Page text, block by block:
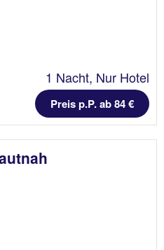
1 Nacht, Nur Hotel
Preis p.P. ab 84 €